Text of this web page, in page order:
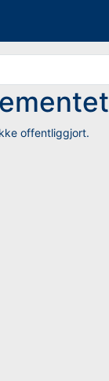
offentliggjort.